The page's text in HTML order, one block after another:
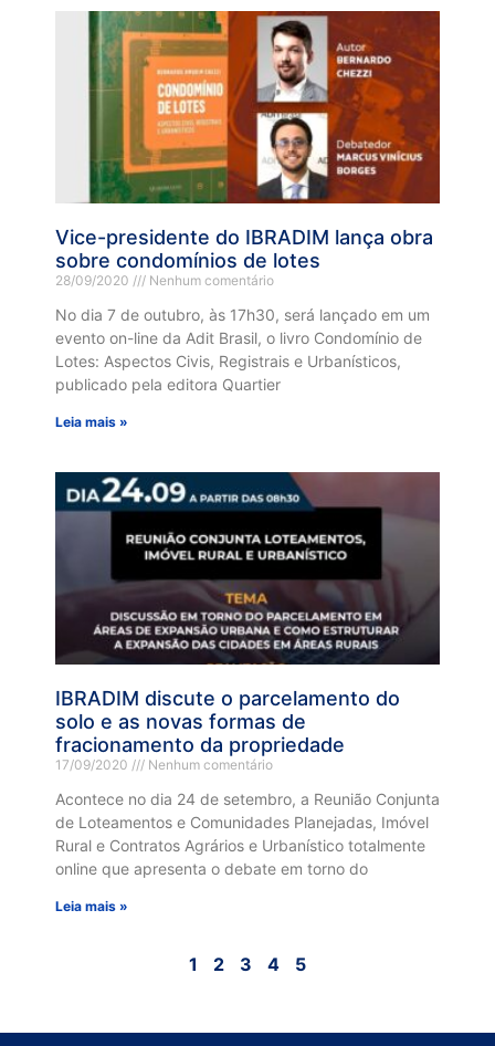
Vice-presidente do IBRADIM lança obra
sobre condomínios de lotes
28/09/2020 Nenhum comentário
No dia 7 de outubro, às 17h30, será lançado em um
evento on-line da Adit Brasil, o livro Condomínio de
Lotes: Aspectos Civis, Registrais e Urbanísticos,
publicado pela editora Quartier
Leia mais »
IBRADIM discute o parcelamento do
solo e as novas formas de
fracionamento da propriedade
17/09/2020 Nenhum comentário
Acontece no dia 24 de setembro, a Reunião Conjunta
de Loteamentos e Comunidades Planejadas, Imóvel
Rural e Contratos Agrários e Urbanístico totalmente
online que apresenta o debate em torno do
Leia mais »
1 2 3 4 5